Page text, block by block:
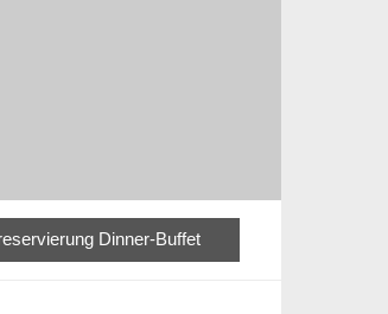
Dinner-Buffet